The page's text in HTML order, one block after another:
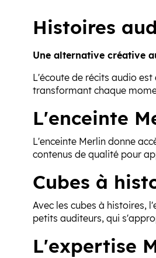
Histoires
Une alternative créative
L'écoute de récits audio
transformant chaque
L'enceinte
L'enceinte Merlin donne
contenus de qualité pour
Cubes à
Avec les cubes à histoires,
petits auditeurs, qui
L'expertise